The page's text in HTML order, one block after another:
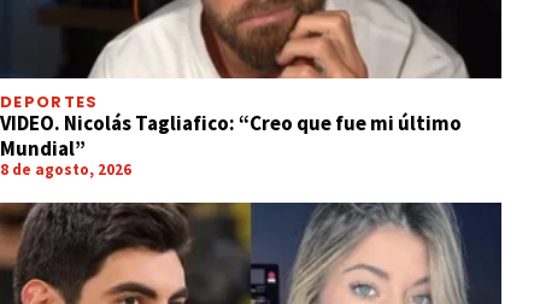
DEPORTES
VIDEO. Nicolás Tagliafico: “Creo que fue mi último
Mundial”
8 de agosto, 2026